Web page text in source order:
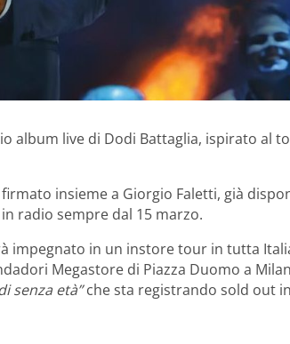
album live di Dodi Battaglia, ispirato al
firmato insieme a Giorgio Faletti, già
radio sempre dal 15 marzo.
impegnato in un instore tour in tutta
Megastore di Piazza Duomo a
senza età”che sta registrando sold out